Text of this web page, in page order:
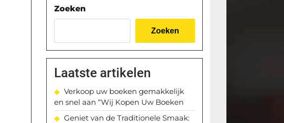
Zoeken
Zoeken
Laatste artikelen
Verkoop uw boeken gemakkelijk
en snel aan “Wij Kopen Uw Boeken
Geniet van de Traditionele Smaak: